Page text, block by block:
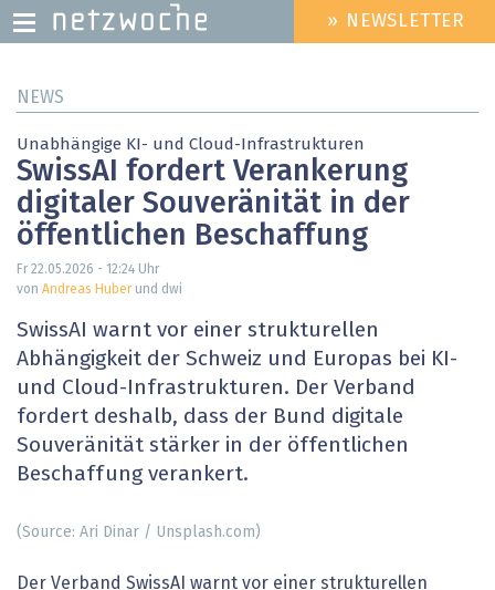
zum
HEADER
MENU
» NEWSLETTER
NEWS
Unabhängige KI- und Cloud-Infrastrukturen
SwissAI fordert Verankerung
digitaler Souveränität in der
öffentlichen Beschaffung
Fr 22.05.2026 - 12:24 Uhr
von Andreas Huberund dwi
SwissAI warnt vor einer strukturellen
Abhängigkeit der Schweiz und Europas bei KI-
und Cloud-Infrastrukturen. Der Verband
fordert deshalb, dass der Bund digitale
Souveränität stärker in der öffentlichen
Beschaffung verankert.
(Source: Ari Dinar / Unsplash.com)
Der Verband SwissAI warnt vor einer strukturellen